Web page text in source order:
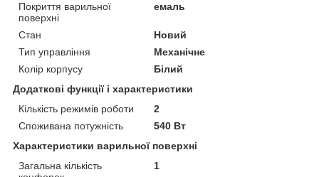
Покриття варильної
поверхні
емаль
Стан
Новий
Тип управління
Механічне
Колір корпусу
Білий
Додаткові функції і характеристики
Кількість режимів роботи
2
Споживана потужність
540 Вт
Характеристики варильної поверхні
Загальна кількість
1